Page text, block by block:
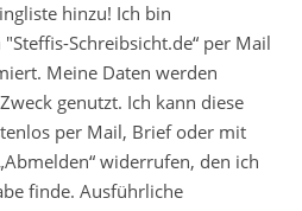
hinzu! Ich bin
Schreibsicht.de“ per Mail
Meine Daten werden
genutzt. Ich kann diese
per Mail, Brief oder mit
widerrufen, den ich
finde. Ausführliche